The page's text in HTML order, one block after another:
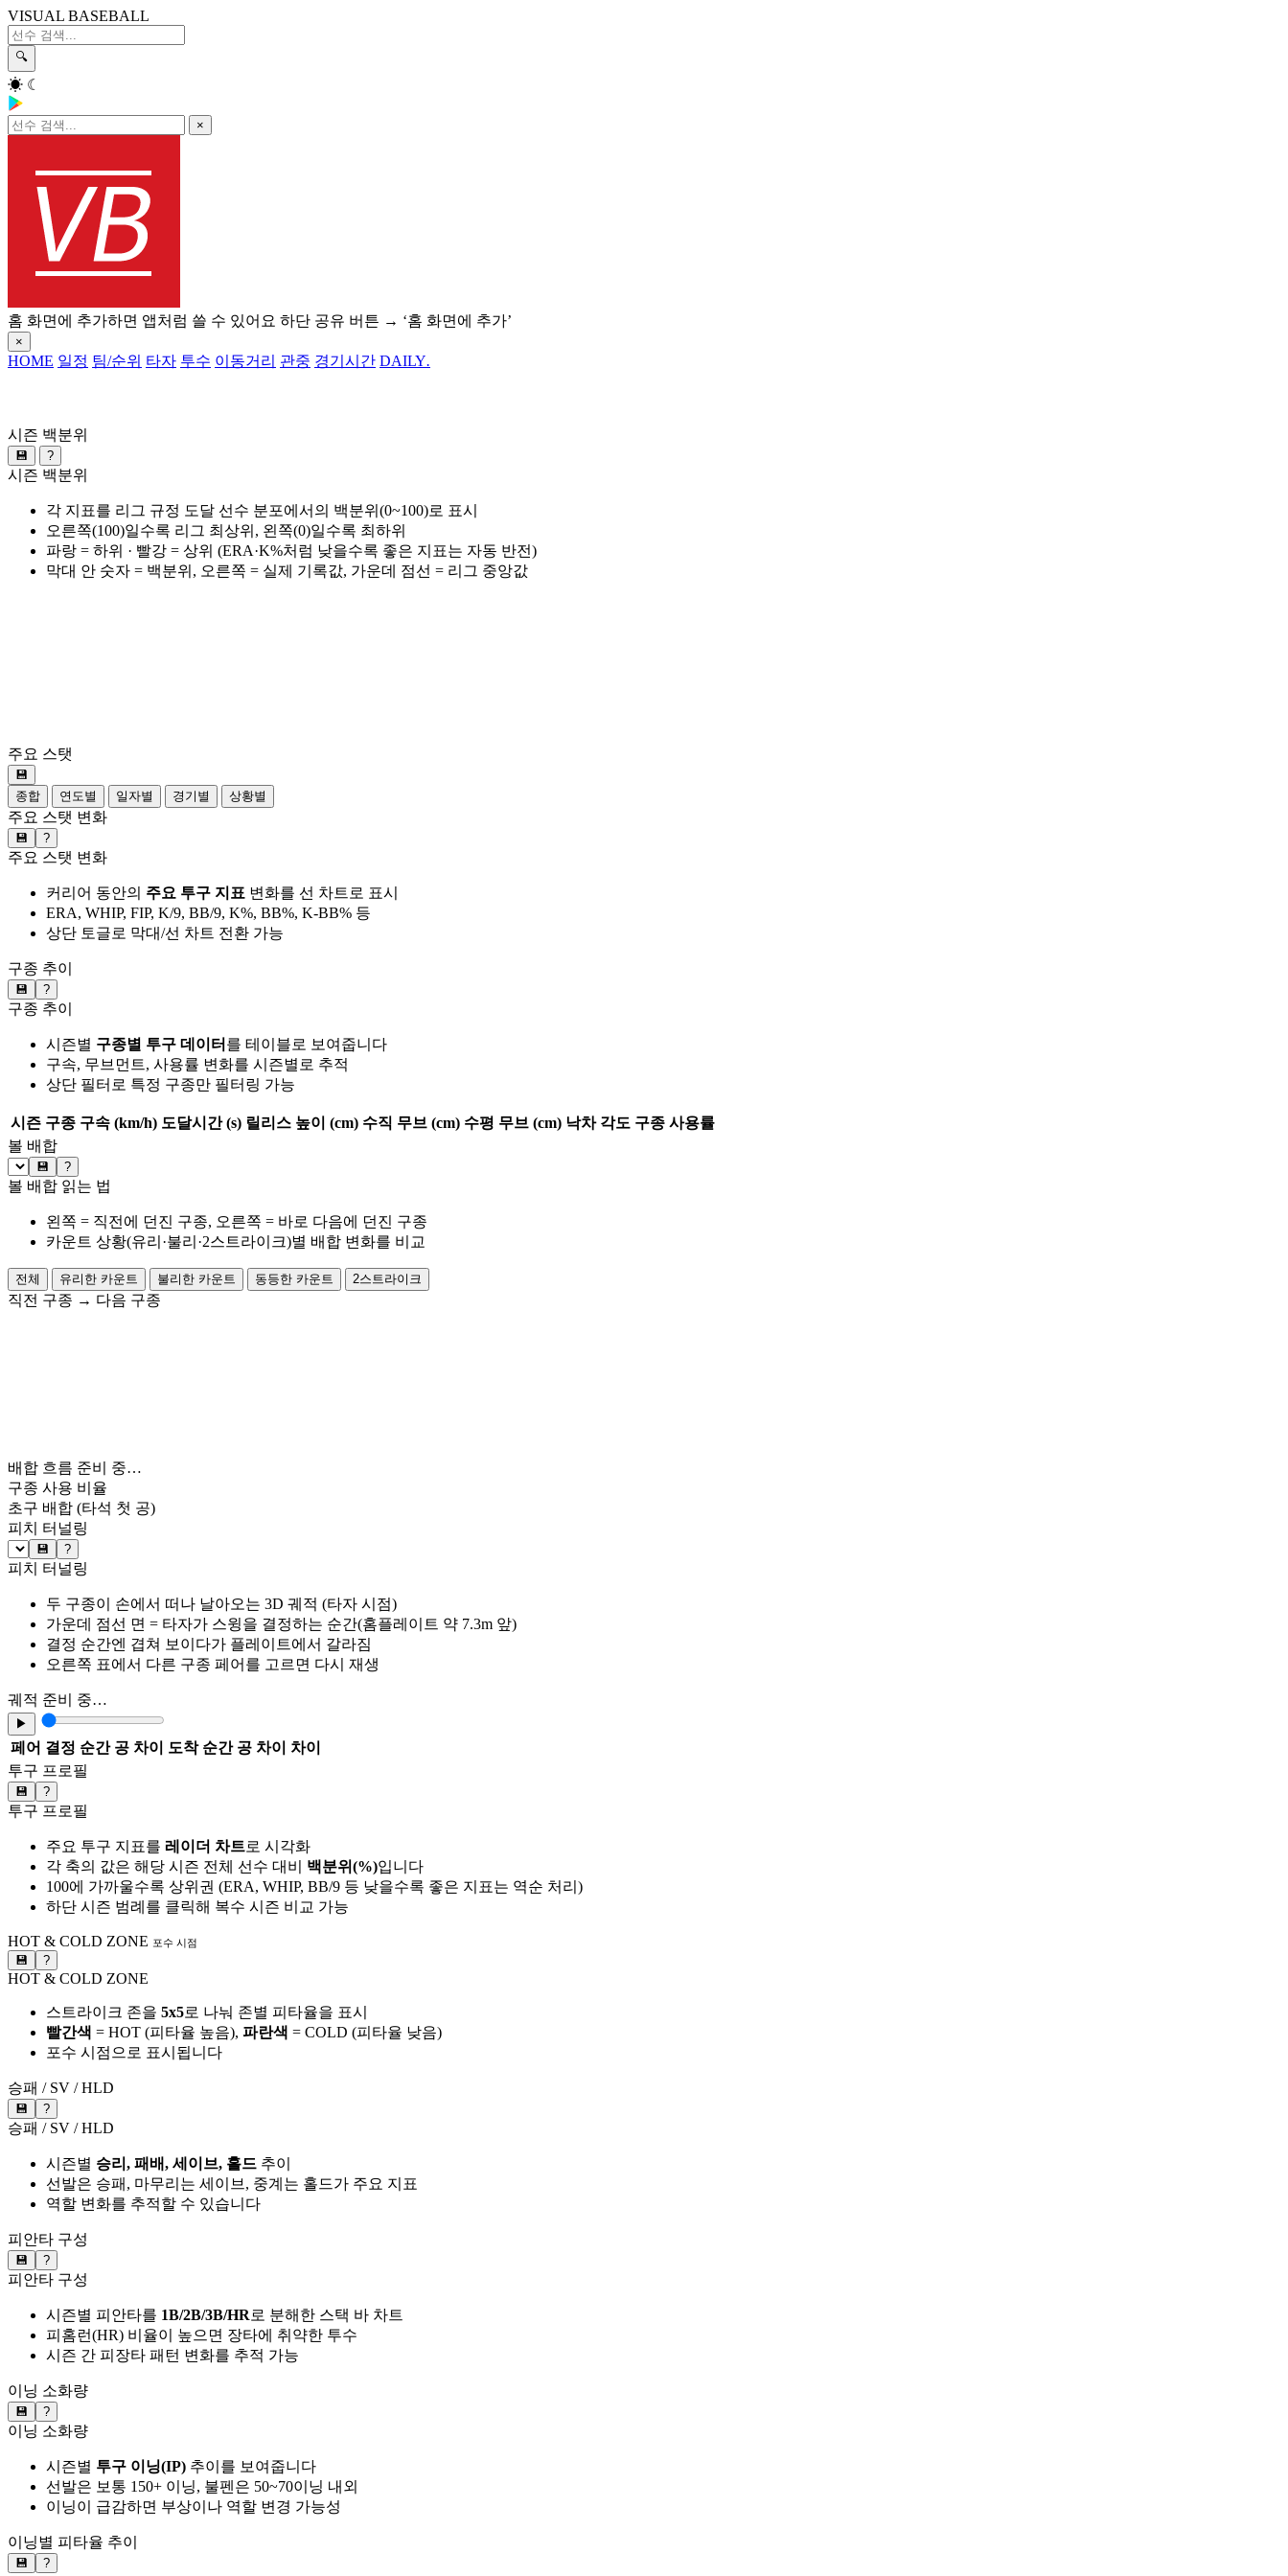
VISUAL BASEBALL
🔍
☀ ☾
×
홈 화면에 추가하면 앱처럼 쓸 수 있어요 하단 공유 버튼 → ‘홈 화면에 추가’
×
HOME 일정 팀/순위 타자 투수 이동거리 관중 경기시간 DAILY.
시즌 백분위
💾 ?
시즌 백분위
각 지표를 리그 규정 도달 선수 분포에서의 백분위(0~100)로 표시
오른쪽(100)일수록 리그 최상위, 왼쪽(0)일수록 최하위
파랑 = 하위 · 빨강 = 상위 (ERA·K%처럼 낮을수록 좋은 지표는 자동 반전)
막대 안 숫자 = 백분위, 오른쪽 = 실제 기록값, 가운데 점선 = 리그 중앙값
주요 스탯
💾
종합
연도별 일자별 경기별 상황별
주요 스탯 변화
💾 ?
주요 스탯 변화
커리어 동안의 주요 투구 지표 변화를 선 차트로 표시
ERA, WHIP, FIP, K/9, BB/9, K%, BB%, K-BB% 등
상단 토글로 막대/선 차트 전환 가능
구종 추이
💾 ?
구종 추이
시즌별 구종별 투구 데이터 를 테이블로 보여줍니다
구속, 무브먼트, 사용률 변화를 시즌별로 추적
상단 필터로 특정 구종만 필터링 가능
시즌 구종 구속 (km/h) 도달시간 (s) 릴리스 높이 (cm) 수직 무브 (cm) 수평 무브 (cm) 낙차 각도 구종 사용률
볼 배합
💾 ?
볼 배합 읽는 법
왼쪽 = 직전에 던진 구종, 오른쪽 = 바로 다음에 던진 구종
카운트 상황(유리·불리·2스트라이크)별 배합 변화를 비교
전체 유리한 카운트 불리한 카운트 동등한 카운트 2스트라이크
직전 구종 → 다음 구종
배합 흐름 준비 중…
구종 사용 비율
초구 배합 (타석 첫 공)
피치 터널링
💾 ?
피치 터널링
두 구종이 손에서 떠나 날아오는 3D 궤적 (타자 시점)
가운데 점선 면 = 타자가 스윙을 결정하는 순간(홈플레이트 약 7.3m 앞)
결정 순간엔 겹쳐 보이다가 플레이트에서 갈라짐
오른쪽 표에서 다른 구종 페어를 고르면 다시 재생
궤적 준비 중…
▶
페어 결정 순간 공 차이 도착 순간 공 차이
차이
투구 프로필
💾 ?
투구 프로필
주요 투구 지표를 레이더 차트로 시각화
각 축의 값은 해당 시즌 전체 선수 대비 백분위(%)입니다
100에 가까울수록 상위권 (ERA, WHIP, BB/9 등 낮을수록 좋은 지표는 역순 처리)
하단 시즌 범례를 클릭해 복수 시즌 비교 가능
HOT & COLD ZONE 포수 시점
💾 ?
HOT & COLD ZONE
스트라이크 존을 5x5로 나눠 존별 피타율을 표시
빨간색 = HOT (피타율 높음), 파란색 = COLD (피타율 낮음)
포수 시점으로 표시됩니다
승패 / SV / HLD
💾 ?
승패 / SV / HLD
시즌별 승리, 패배, 세이브, 홀드 추이
선발은 승패, 마무리는 세이브, 중계는 홀드가 주요 지표
역할 변화를 추적할 수 있습니다
피안타 구성
💾 ?
피안타 구성
시즌별 피안타를 1B/2B/3B/HR로 분해한 스택 바 차트
피홈런(HR) 비율이 높으면 장타에 취약한 투수
시즌 간 피장타 패턴 변화를 추적 가능
이닝 소화량
💾 ?
이닝 소화량
시즌별 투구 이닝(IP) 추이를 보여줍니다
선발은 보통 150+ 이닝, 불펜은 50~70이닝 내외
이닝이 급감하면 부상이나 역할 변경 가능성
이닝별 피타율 추이
💾 ?